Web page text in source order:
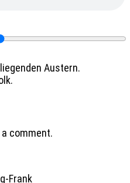
Austern.
comment.
Frank